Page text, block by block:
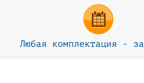
Любая комплектация -